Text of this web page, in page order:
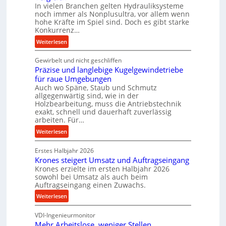
r
m
a
n
c
e
b
e
i
m
D
r
ü
c
k
p
r
o
z
e
s
s
In vielen Branchen gelten Hydrauliksysteme
noch immer als Nonplusultra, vor allem wenn
hohe Kräfte im Spiel sind. Doch es gibt starke
Konkurrenz…
Weiterlesen:
K
u
g
e
l
g
e
w
i
n
e
t
r
i
b
u
n
Gewirbelt und nicht geschliffen
Präzise und langlebige Kugelgewindetriebe
für raue Umgebungen
Auch wo Späne, Staub und Schmutz
allgegenwärtig sind, wie in der
Holzbearbeitung, muss die Antriebstechnik
exakt, schnell und dauerhaft zuverlässig
arbeiten. Für…
Weiterlesen:
P
r
ä
z
i
s
e
u
n
Erstes Halbjahr 2026
Krones steigert Umsatz und Auftragseingang
Krones erzielte im ersten Halbjahr 2026
sowohl bei Umsatz als auch beim
Auftragseingang einen Zuwachs.
Weiterlesen:
K
r
o
VDI-Ingenieurmonitor